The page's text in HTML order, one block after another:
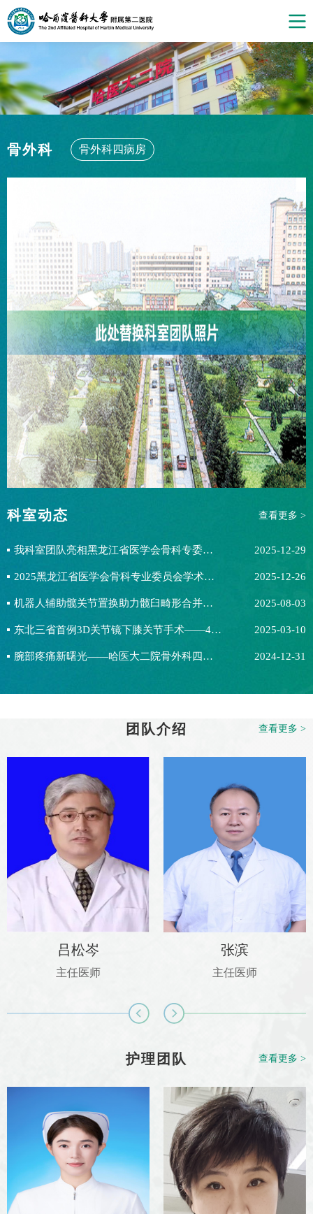
骨外科 骨外科四病房
科室动态 查看更多 >
我科室团队亮相黑龙江省医学会骨科专委会年会 6名专家做会议发言报告 2025-12-29
2025黑龙江省医学会骨科专业委员会学术年会会议通知 2025-12-26
机器人辅助髋关节置换助力髋臼畸形合并肢体短缩患者重获健康 2025-08-03
东北三省首例3D关节镜下膝关节手术——4K高清结合三维影像助力精准医疗，推动区域骨科技术智能化发展 2025-03-10
腕部疼痛新曙光——哈医大二院骨外科四病房开展腕关节镜微创治疗 2024-12-31
团队介绍 查看更多 >
吕松岑
主任医师
张滨
主任医师
护理团队 查看更多 >